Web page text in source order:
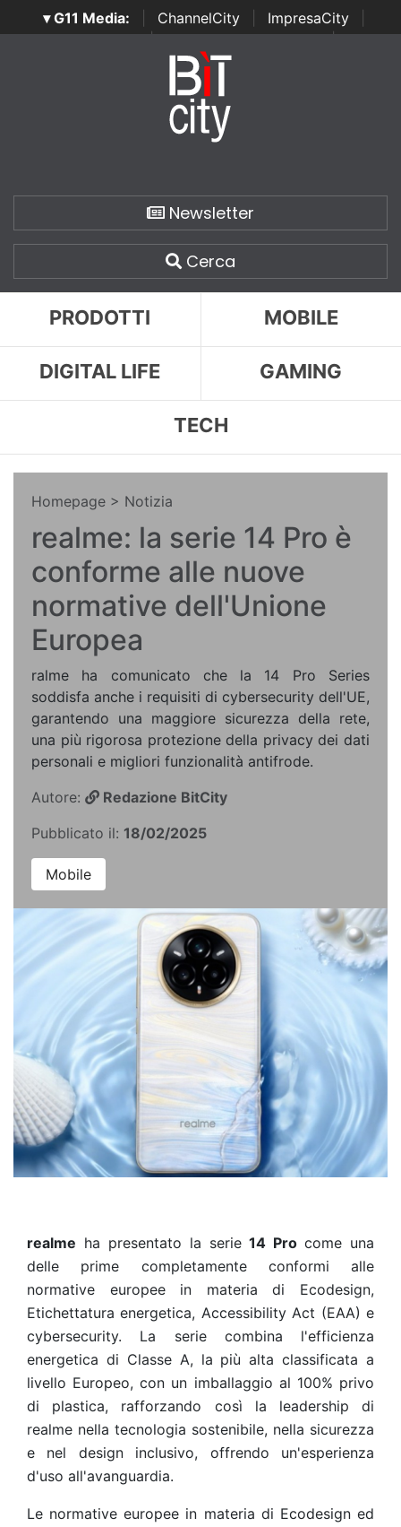
▾ G11 Media: ChannelCity ImpresaCity
SecurityOpenLab | Italian Channel Awards | Italian
Italian Security Awards
Newsletter
Cerca
PRODOTTI MOBILE
DIGITAL LIFE GAMING
TECH
Homepage > Notizia
realme: la serie 14 Pro è
conforme alle nuove
normative dell'Unione
Europea
ralme ha comunicato che la 14 Pro Series
soddisfa anche i requisiti di cybersecurity dell'UE,
garantendo una maggiore sicurezza della rete,
una più rigorosa protezione della privacy dei dati
personali e migliori funzionalità antifrode.
Autore:
Redazione BitCity
Pubblicato il: 18/02/2025
Mobile
realme ha presentato la serie14 Procome una
delle prime completamente conformi alle
normative europee in materia di Ecodesign,
Etichettatura energetica, Accessibility Act (EAA) e
cybersecurity. La serie combina l'efficienza
energetica di Classe A, la più alta classificata a
livello Europeo, con un imballaggio al 100% privo
di plastica, rafforzando così la leadership di
realme nella tecnologia sostenibile, nella sicurezza
e nel design inclusivo, offrendo un'esperienza
d'uso all'avanguardia.
Le normative europee in materia di Ecodesign ed